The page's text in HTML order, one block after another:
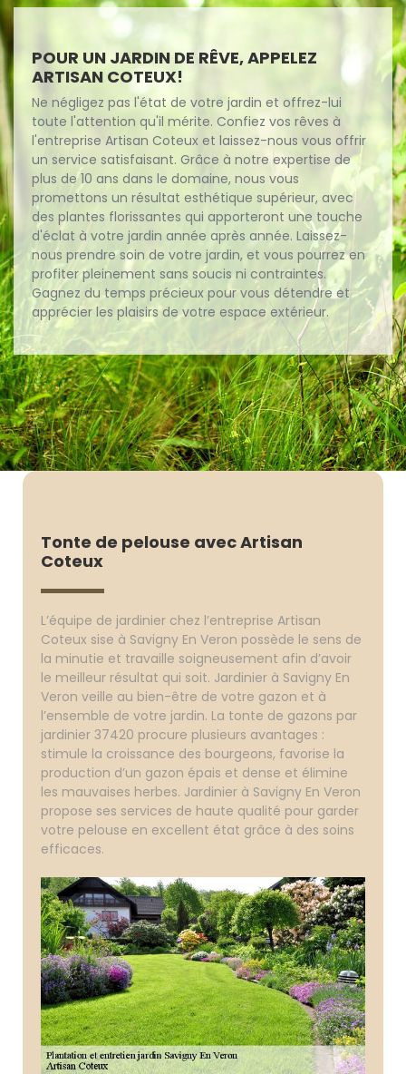
POUR UN JARDIN DE RÊVE, APPELEZ
ARTISAN COTEUX!
Ne négligez pas l'état de votre jardin et offrez-lui
toute l'attention qu'il mérite. Confiez vos rêves à
l'entreprise Artisan Coteux et laissez-nous vous offrir
un service satisfaisant. Grâce à notre expertise de
plus de 10 ans dans le domaine, nous vous
promettons un résultat esthétique supérieur, avec
des plantes florissantes qui apporteront une touche
d'éclat à votre jardin année après année. Laissez-
nous prendre soin de votre jardin, et vous pourrez en
profiter pleinement sans soucis ni contraintes.
Gagnez du temps précieux pour vous détendre et
apprécier les plaisirs de votre espace extérieur.
Tonte de pelouse avec Artisan
Coteux
L’équipe de jardinier chez l’entreprise Artisan
Coteux sise à Savigny En Veron possède le sens de
la minutie et travaille soigneusement afin d’avoir
le meilleur résultat qui soit. Jardinier à Savigny En
Veron veille au bien-être de votre gazon et à
l’ensemble de votre jardin. La tonte de gazons par
jardinier 37420 procure plusieurs avantages :
stimule la croissance des bourgeons, favorise la
production d’un gazon épais et dense et élimine
les mauvaises herbes. Jardinier à Savigny En Veron
propose ses services de haute qualité pour garder
votre pelouse en excellent état grâce à des soins
efficaces.